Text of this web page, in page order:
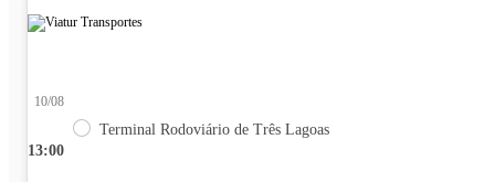
13:00
10/08
Terminal Rodoviário de Três Lagoas